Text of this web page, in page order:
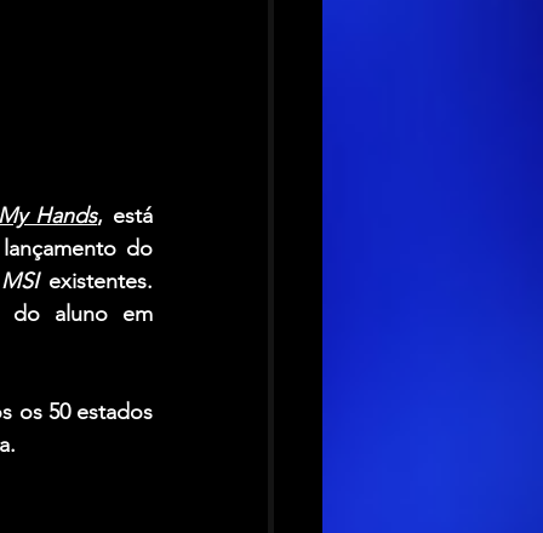
Hands, está
do
MSI existentes.
do aluno em
os 50 estados